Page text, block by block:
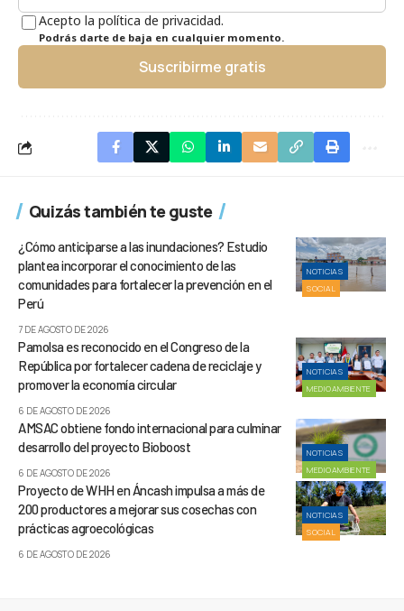
Acepto la política de privacidad.
Podrás darte de baja en cualquier momento.
Suscribirme gratis
Quizás también te guste
NOTICIAS
SOCIAL
¿Cómo anticiparse a las inundaciones? Estudio
plantea incorporar el conocimiento de las
comunidades para fortalecer la prevención en el
Perú
7 DE AGOSTO DE 2026
NOTICIAS
MEDIOAMBIENTE
Pamolsa es reconocido en el Congreso de la
República por fortalecer cadena de reciclaje y
promover la economía circular
6 DE AGOSTO DE 2026
NOTICIAS
MEDIOAMBIENTE
AMSAC obtiene fondo internacional para culminar
desarrollo del proyecto Bioboost
6 DE AGOSTO DE 2026
NOTICIAS
SOCIAL
Proyecto de WHH en Áncash impulsa a más de
200 productores a mejorar sus cosechas con
prácticas agroecológicas
6 DE AGOSTO DE 2026